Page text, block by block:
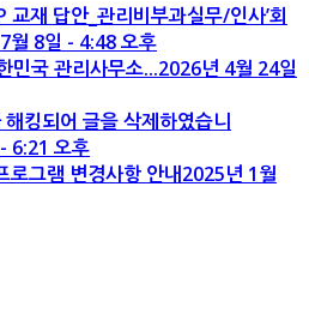
교재 답안_관리비부과실무/인사’회
월 8일 - 4:48 오후
민국 관리사무소...2026년 4월 24일
킹되어 글을 삭제하였습니
6:21 오후
그램 변경사항 안내2025년 1월